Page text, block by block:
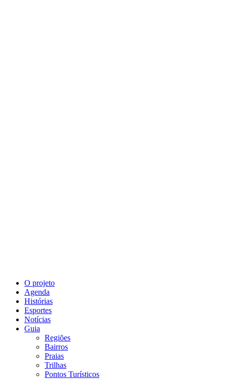
O projeto
Agenda
Histórias
Esportes
Notícias
Guia
Regiões
Bairros
Praias
Trilhas
Pontos Turísticos